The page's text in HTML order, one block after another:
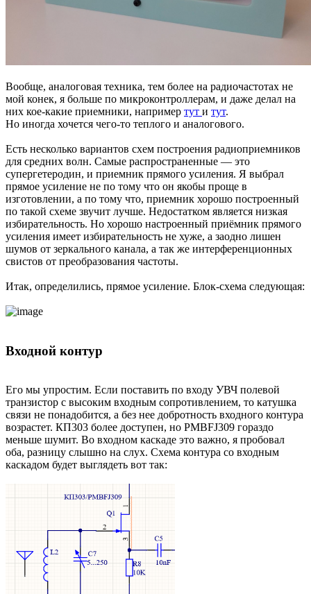
Вообще, аналоговая техника, тем более на радиочастотах не
мой конек, я больше по микроконтроллерам, и даже делал на
них кое-какие приемники, например тут и тут.
Но иногда хочется чего-то теплого и аналогового.
Есть несколько вариантов схем построения радиоприемников
для средних волн. Самые распространенные — это
супергетеродин, и приемник прямого усиления. Я выбрал
прямое усиление не по тому что он якобы проще в
изготовлении, а по тому что, приемник хорошо построенный
по такой схеме звучит лучше. Недостатком является низкая
избирательность. Но хорошо настроенный приёмник прямого
усиления имеет избирательность не хуже, а заодно лишен
шумов от зеркального канала, а так же интерференционных
свистов от преобразования частоты.
Итак, определились, прямое усиление. Блок-схема следующая:
Входной контур
Его мы упростим. Если поставить по входу УВЧ полевой
транзистор с высоким входным сопротивлением, то катушка
связи не понадобится, а без нее добротность входного контура
возрастет. КП303 более доступен, но PMBFJ309 гораздо
меньше шумит. Во входном каскаде это важно, я пробовал
оба, разницу слышно на слух. Схема контура со входным
каскадом будет выглядеть вот так: